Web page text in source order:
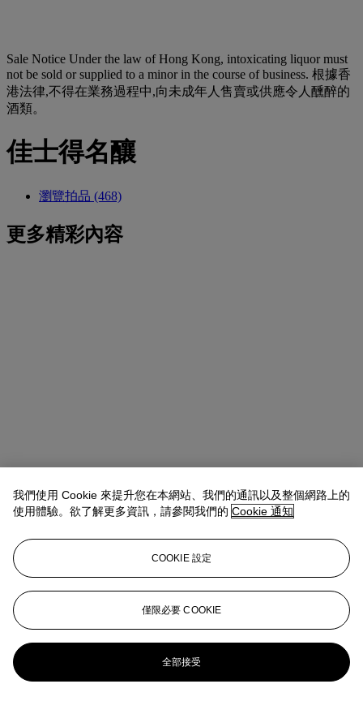
Sale Notice Under the law of Hong Kong, intoxicating liquor must
not be sold or supplied to a minor in the course of business. 根據香
港法律,不得在業務過程中,向未成年人售賣或供應令人醺醉的
酒類。
佳士得名釀
瀏覽拍品 (468)
更多精彩內容
我們使用 Cookie 來提升您在本網站、我們的通訊以及整個網路上的
使用體驗。欲了解更多資訊，請參閱我們的 Cookie 通知
COOKIE 設定
僅限必要 COOKIE
全部接受